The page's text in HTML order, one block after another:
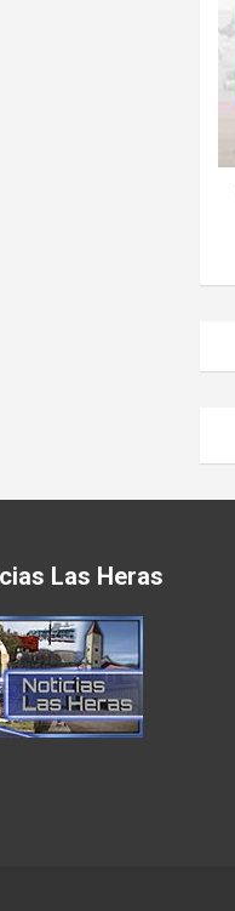
Las Heras